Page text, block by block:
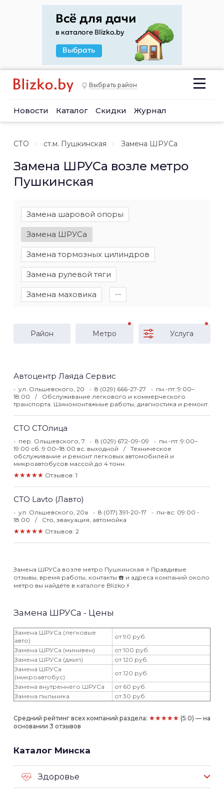
Выбрать район
Новости Каталог Скидки Журнал
СТО ст.м. Пушкинская Замена ШРУСа
Замена ШРУСа возле метро
Пушкинская
Замена шаровой опоры
Замена ШРУСа
Замена тормозных цилиндров
Замена рулевой тяги
Замена маховика ∙∙∙
Район Метро Услуга
Автоцентр Лаяда Сервис
ул. Ольшевского, 20 8 (029) 666-27-27
пн.-пт.:9:00–
18:00
Обслуживание легкового и коммерческого
транспорта. Шиномонтажные работы, диагностика и ремонт.
СТО СТОлица
пер. Ольшевского, 7 8 (029) 672-09-09
пн.-пт.:9:00–
19:00 сб.:9:00–18:00 вс.:выходной
Техническое
обслуживание и ремонт легковых автомобилей и
микроавтобусов массой до 4 тонн.
★★★★★ Отзывов: 1
СТО Lavto (Лавто)
ул. Ольшевского, 20а 8 (017) 391-20-17
пн-вс: 09:00 -
18:00
Сто, эвакуация, автомойка
★★★★★ Отзывов: 2
Замена ШРУСа возле метро Пушкинская ⭐️ Правдивые
отзывы, время работы, контакты ☎️ и адреса компаний около
метро вы найдёте в каталоге Blizko ⚡️
Замена ШРУСа - Цены
Замена ШРУСа (легковые
авто)
от 90 руб.
Замена ШРУСа (минивен)
от 100 руб.
Замена ШРУСа (джип)
от 120 руб.
Замена ШРУСа
(микроавтобус)
от 120 руб.
Замена внутреннего ШРУСа
от 60 руб.
Замена пыльника
от 30 руб.
Средний рейтинг всех компаний раздела: ★★★★★ (5.0) — на
основании 3 отзывов
Каталог Минска
Здоровье